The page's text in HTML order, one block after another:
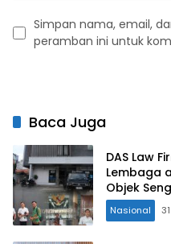
Simpan nama, email,
peramban ini untuk
Baca Juga
DAS Law
Lembaga
Objek
Jakarta
Nasional